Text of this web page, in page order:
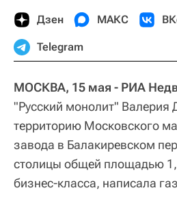
Дзен МАКС
Telegram
МОСКВА, 15 мая - РИА
"Русский монолит" Валерия
территорию Московского
завода в Балакиревском
столицы общей площадью
бизнес-класса, написала